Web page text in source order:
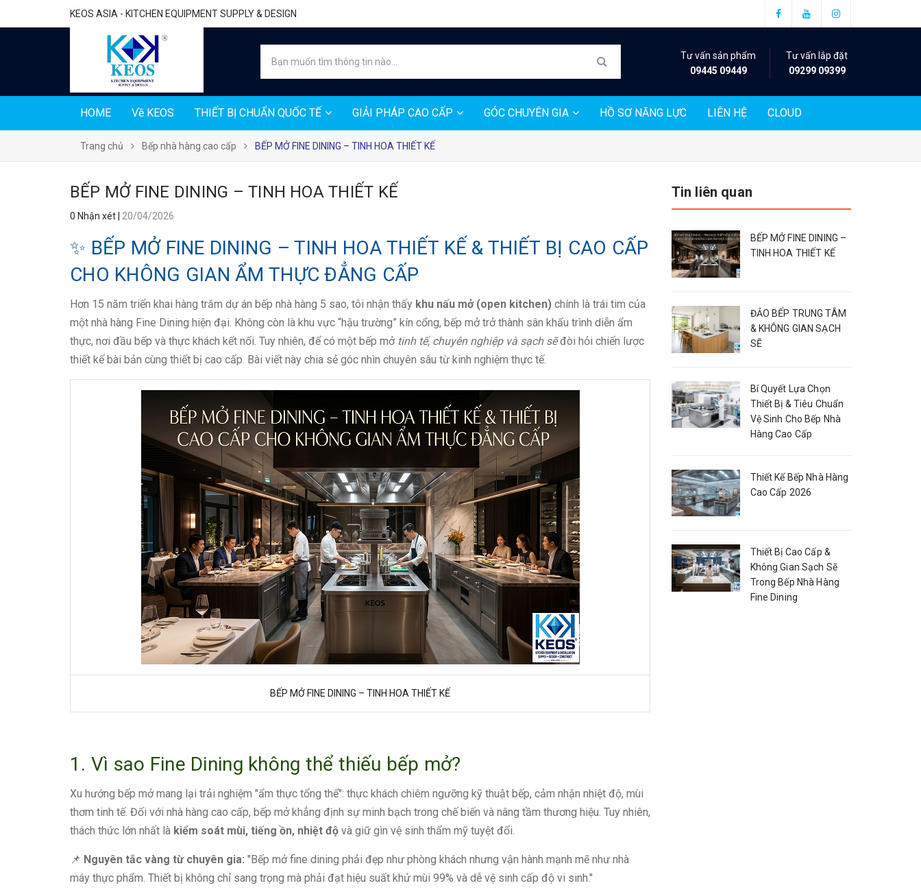
KEOS ASIA - KITCHEN EQUIPMENT SUPPLY & DESIGN
Tư vấn sản phẩm
09445 09449
Tư vấn lắp đặt
09299 09399
HOME Về KEOS THIẾT BỊ CHUẨN QUỐC TẾ GIẢI PHÁP CAO CẤP GÓC CHUYÊN GIA HỒ SƠ NĂNG LỰC LIÊN HỆ CLOUD
Trang chủ Bếp nhà hàng cao cấp BẾP MỞ FINE DINING – TINH HOA THIẾT KẾ
BẾP MỞ FINE DINING – TINH HOA THIẾT KẾ
0 Nhận xét 20/04/2026
✨ BẾP MỞ FINE DINING – TINH HOA THIẾT KẾ & THIẾT BỊ CAO CẤP
CHO KHÔNG GIAN ẨM THỰC ĐẲNG CẤP
Hơn 15 năm triển khai hàng trăm dự án bếp nhà hàng 5 sao, tôi nhận thấy khu nấu mở (open kitchen) chính là trái tim của
một nhà hàng Fine Dining hiện đại. Không còn là khu vực “hậu trường” kín cổng, bếp mở trở thành sân khấu trình diễn ẩm
thực, nơi đầu bếp và thực khách kết nối. Tuy nhiên, để có một bếp mở tinh tế, chuyên nghiệp và sạch sẽđòi hỏi chiến lược
thiết kế bài bản cùng thiết bị cao cấp. Bài viết này chia sẻ góc nhìn chuyên sâu từ kinh nghiệm thực tế.
BẾP MỞ FINE DINING – TINH HOA THIẾT KẾ
1. Vì sao Fine Dining không thể thiếu bếp mở?
Xu hướng bếp mở mang lại trải nghiệm "ẩm thực tổng thể": thực khách chiêm ngưỡng kỹ thuật bếp, cảm nhận nhiệt độ, mùi
thơm tinh tế. Đối với nhà hàng cao cấp, bếp mở khẳng định sự minh bạch trong chế biến và nâng tầm thương hiệu. Tuy nhiên,
thách thức lớn nhất là kiểm soát mùi, tiếng ồn, nhiệt độ và giữ gìn vệ sinh thẩm mỹ tuyệt đối.
📌 Nguyên tắc vàng từ chuyên gia: "Bếp mở fine dining phải đẹp như phòng khách nhưng vận hành mạnh mẽ như nhà
máy thực phẩm. Thiết bị không chỉ sang trọng mà phải đạt hiệu suất khử mùi 99% và dễ vệ sinh cấp độ vi sinh."
Tin liên quan
BẾP MỞ FINE DINING –
TINH HOA THIẾT KẾ
ĐẢO BẾP TRUNG TÂM
& KHÔNG GIAN SẠCH
SẼ
Bí Quyết Lựa Chọn
Thiết Bị & Tiêu Chuẩn
Vệ Sinh Cho Bếp Nhà
Hàng Cao Cấp
Thiết Kế Bếp Nhà Hàng
Cao Cấp 2026
Thiết Bị Cao Cấp &
Không Gian Sạch Sẽ
Trong Bếp Nhà Hàng
Fine Dining